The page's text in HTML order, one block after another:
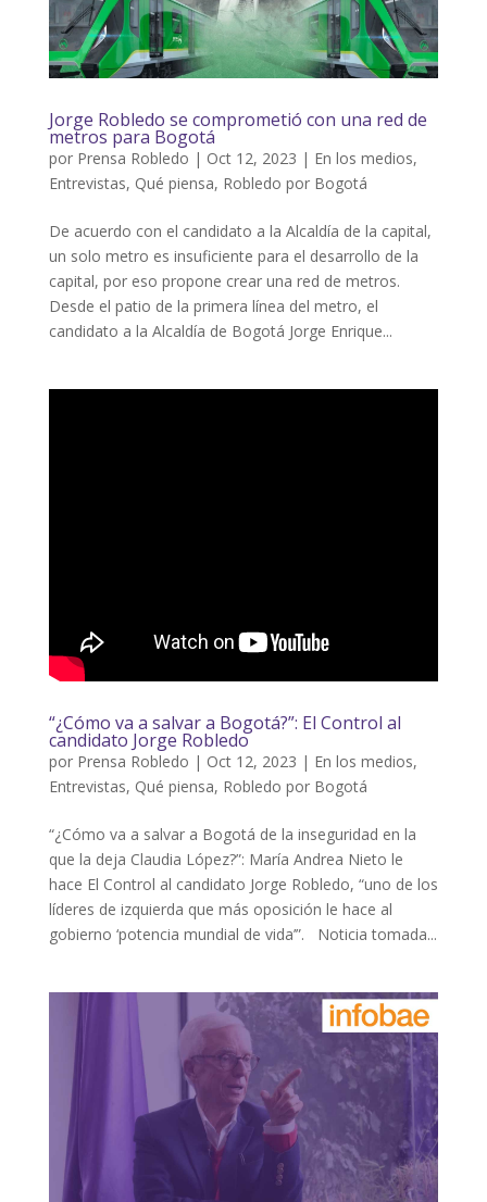
Jorge Robledo se comprometió con una red de
metros para Bogotá
por Prensa Robledo | Oct 12, 2023 | En los medios,
Entrevistas, Qué piensa, Robledo por Bogotá
De acuerdo con el candidato a la Alcaldía de la capital,
un solo metro es insuficiente para el desarrollo de la
capital, por eso propone crear una red de metros.
Desde el patio de la primera línea del metro, el
candidato a la Alcaldía de Bogotá Jorge Enrique...
“¿Cómo va a salvar a Bogotá?”: El Control al
candidato Jorge Robledo
por Prensa Robledo | Oct 12, 2023 | En los medios,
Entrevistas, Qué piensa, Robledo por Bogotá
“¿Cómo va a salvar a Bogotá de la inseguridad en la
que la deja Claudia López?”: María Andrea Nieto le
hace El Control al candidato Jorge Robledo, “uno de los
líderes de izquierda que más oposición le hace al
gobierno ‘potencia mundial de vida’”. Noticia tomada...